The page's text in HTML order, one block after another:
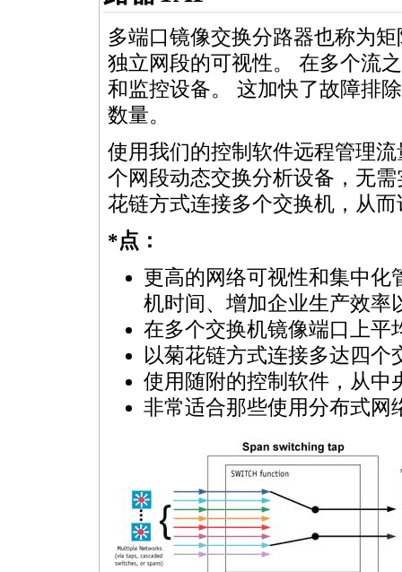
多端口镜像交换分路器也称为
独立网段的可视性。 在多个流
和监控设备。 这加快了故障排
数量。
使用我们的控制软件远程管理
个网段动态交换分析设备，无
花链方式连接多个交换机，从
*点：
更高的网络可视性和集中化
机时间、增加企业生产效率
在多个交换机镜像端口上平
以菊花链方式连接多达四个
使用随附的控制软件，从中
非常适合那些使用分布式网